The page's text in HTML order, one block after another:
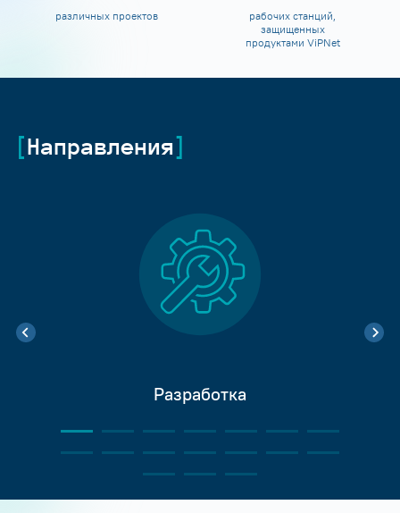
различных проектов
рабочих станций,
защищенных
продуктами ViPNet
Направления
Разработка